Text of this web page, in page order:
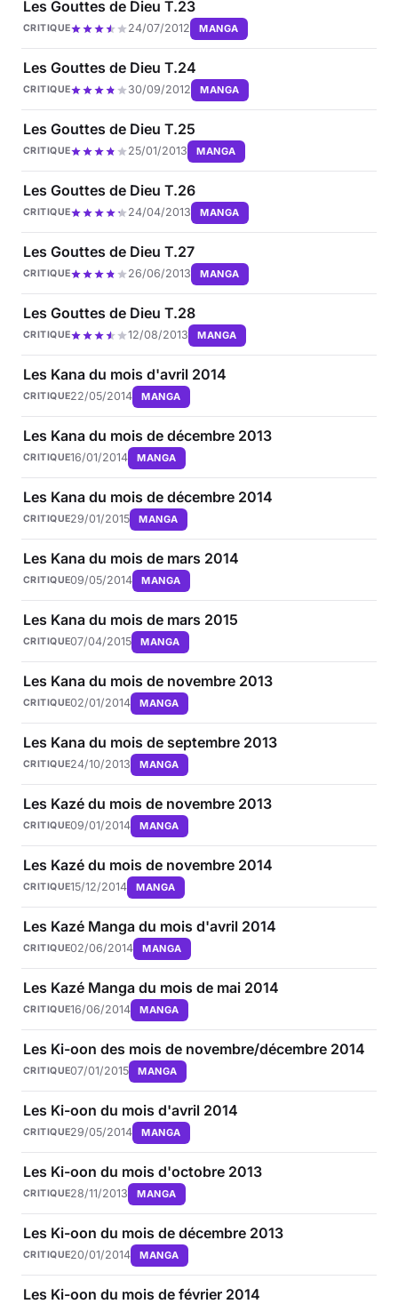
Les Gouttes de Dieu T.23
CRITIQUE 24/07/2012 MANGA
Les Gouttes de Dieu T.24
CRITIQUE 30/09/2012 MANGA
Les Gouttes de Dieu T.25
CRITIQUE 25/01/2013 MANGA
Les Gouttes de Dieu T.26
CRITIQUE 24/04/2013 MANGA
Les Gouttes de Dieu T.27
CRITIQUE 26/06/2013 MANGA
Les Gouttes de Dieu T.28
CRITIQUE 12/08/2013 MANGA
Les Kana du mois d'avril 2014
CRITIQUE22/05/2014 MANGA
Les Kana du mois de décembre 2013
CRITIQUE16/01/2014 MANGA
Les Kana du mois de décembre 2014
CRITIQUE29/01/2015 MANGA
Les Kana du mois de mars 2014
CRITIQUE09/05/2014 MANGA
Les Kana du mois de mars 2015
CRITIQUE07/04/2015 MANGA
Les Kana du mois de novembre 2013
CRITIQUE02/01/2014 MANGA
Les Kana du mois de septembre 2013
CRITIQUE24/10/2013 MANGA
Les Kazé du mois de novembre 2013
CRITIQUE09/01/2014 MANGA
Les Kazé du mois de novembre 2014
CRITIQUE15/12/2014 MANGA
Les Kazé Manga du mois d'avril 2014
CRITIQUE02/06/2014 MANGA
Les Kazé Manga du mois de mai 2014
CRITIQUE16/06/2014 MANGA
Les Ki-oon des mois de novembre/décembre 2014
CRITIQUE07/01/2015 MANGA
Les Ki-oon du mois d'avril 2014
CRITIQUE29/05/2014 MANGA
Les Ki-oon du mois d'octobre 2013
CRITIQUE28/11/2013 MANGA
Les Ki-oon du mois de décembre 2013
CRITIQUE20/01/2014 MANGA
Les Ki-oon du mois de février 2014